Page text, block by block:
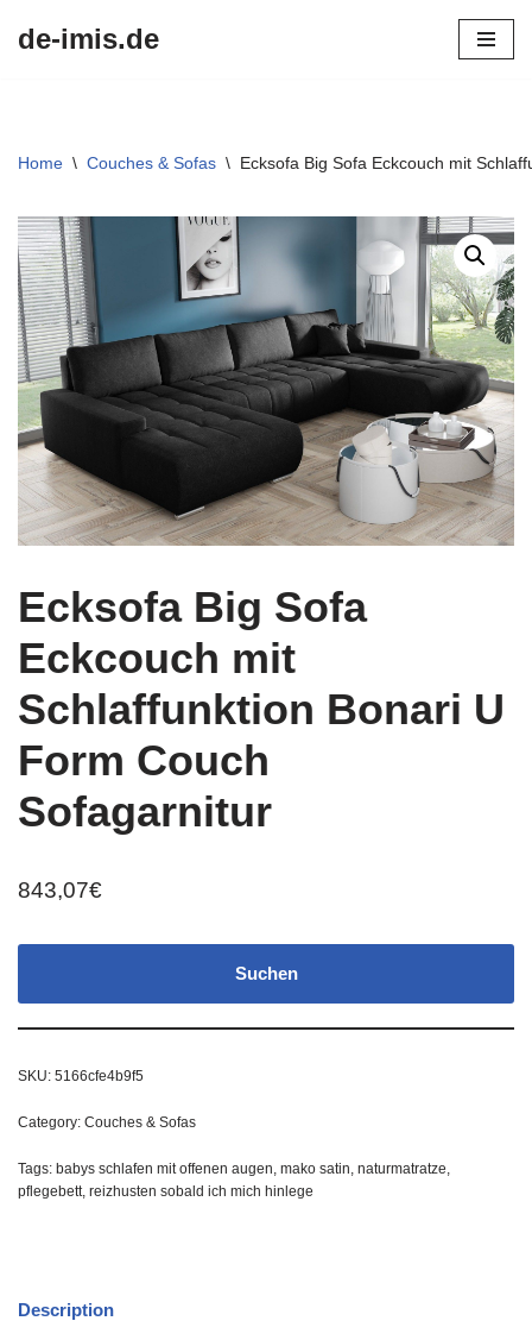
de-imis.de
Home \ Couches & Sofas \ Ecksofa Big Sofa Eckcouch mit
Ecksofa Big Sofa
Eckcouch mit
Schlaffunktion Bonari U
Form Couch
Sofagarnitur
843,07€
Suchen
SKU: 5166cfe4b9f5
Category: Couches & Sofas
Tags: babys schlafen mit offenen augen, mako satin, naturmatratze,
pflegebett, reizhusten sobald ich mich hinlege
Description